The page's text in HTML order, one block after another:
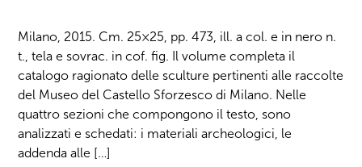
Milano, 2015. Cm. 25×25, pp. 473, ill. a col. e in nero n.
t., tela e sovrac. in cof. fig. Il volume completa il
catalogo ragionato delle sculture pertinenti alle raccolte
del Museo del Castello Sforzesco di Milano. Nelle
quattro sezioni che compongono il testo, sono
analizzati e schedati: i materiali archeologici, le
addenda alle […]